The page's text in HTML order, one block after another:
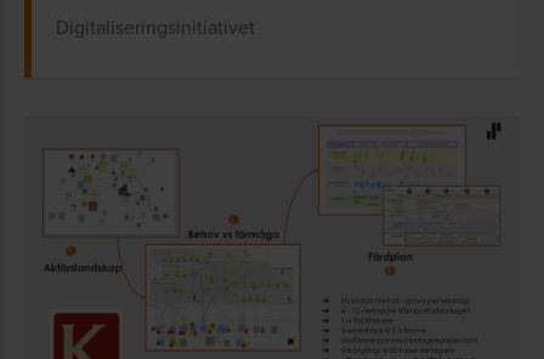
Digitaliseringsinitiativet